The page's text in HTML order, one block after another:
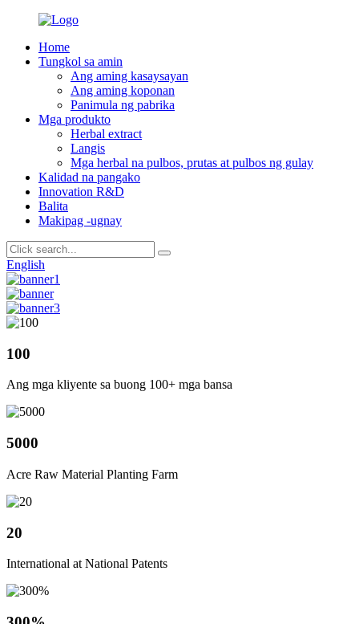
Home
Tungkol sa amin
Ang aming kasaysayan
Ang aming koponan
Panimula ng pabrika
Mga produkto
Herbal extract
Langis
Mga herbal na pulbos, prutas at pulbos ng gulay
Kalidad na pangako
Innovation R&D
Balita
Makipag -ugnay
English
100
Ang mga kliyente sa buong 100+ mga bansa
5000
Acre Raw Material Planting Farm
20
International at National Patents